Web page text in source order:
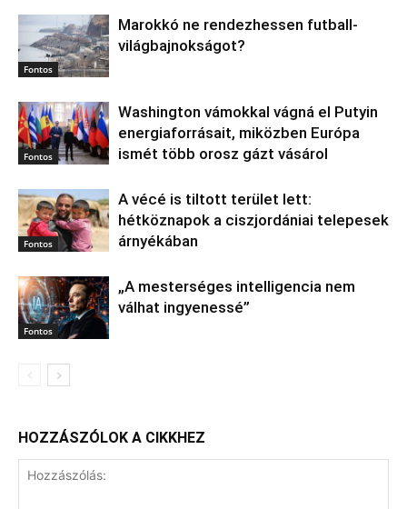
Fontos
Marokkó ne rendezhessen futball-
világbajnokságot?
Fontos
Washington vámokkal vágná el Putyin
energiaforrásait, miközben Európa
ismét több orosz gázt vásárol
Fontos
A vécé is tiltott terület lett:
hétköznapok a ciszjordániai telepesek
árnyékában
Fontos
„A mesterséges intelligencia nem
válhat ingyenessé”
HOZZÁSZÓLOK A CIKKHEZ